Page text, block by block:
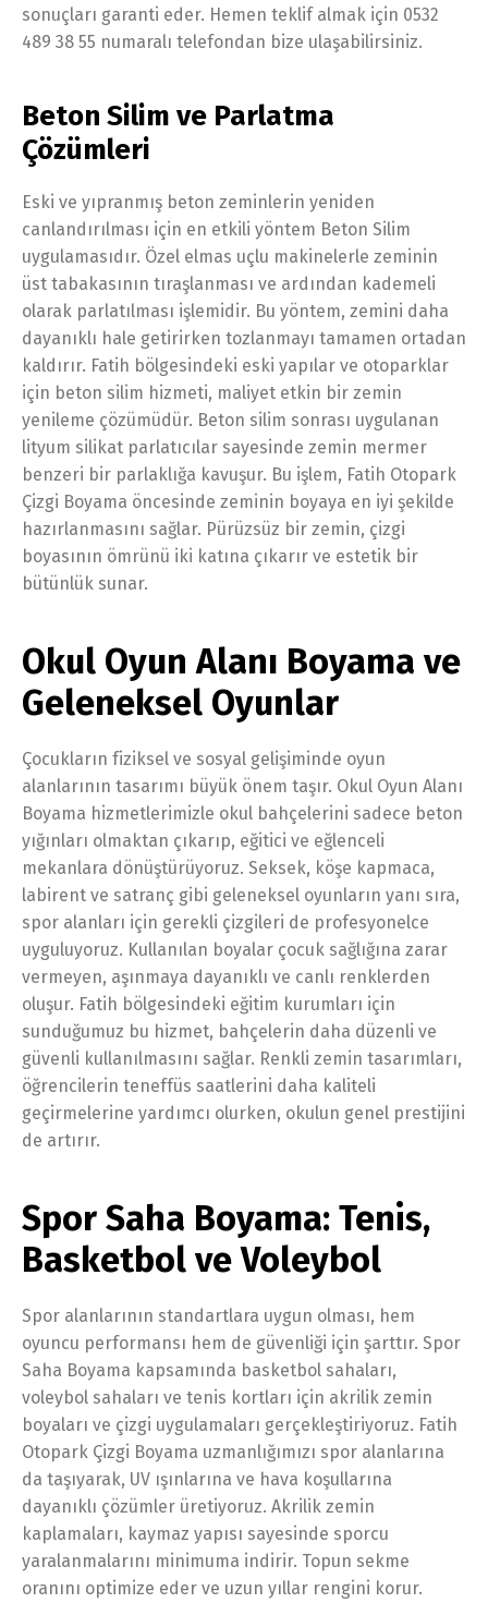
sonuçları garanti eder. Hemen teklif almak için 0532
489 38 55 numaralı telefondan bize ulaşabilirsiniz.
Beton Silim ve Parlatma
Çözümleri
Eski ve yıpranmış beton zeminlerin yeniden
canlandırılması için en etkili yöntem Beton Silim
uygulamasıdır. Özel elmas uçlu makinelerle zeminin
üst tabakasının tıraşlanması ve ardından kademeli
olarak parlatılması işlemidir. Bu yöntem, zemini daha
dayanıklı hale getirirken tozlanmayı tamamen ortadan
kaldırır. Fatih bölgesindeki eski yapılar ve otoparklar
için beton silim hizmeti, maliyet etkin bir zemin
yenileme çözümüdür. Beton silim sonrası uygulanan
lityum silikat parlatıcılar sayesinde zemin mermer
benzeri bir parlaklığa kavuşur. Bu işlem, Fatih Otopark
Çizgi Boyama öncesinde zeminin boyaya en iyi şekilde
hazırlanmasını sağlar. Pürüzsüz bir zemin, çizgi
boyasının ömrünü iki katına çıkarır ve estetik bir
bütünlük sunar.
Okul Oyun Alanı Boyama ve
Geleneksel Oyunlar
Çocukların fiziksel ve sosyal gelişiminde oyun
alanlarının tasarımı büyük önem taşır. Okul Oyun Alanı
Boyama hizmetlerimizle okul bahçelerini sadece beton
yığınları olmaktan çıkarıp, eğitici ve eğlenceli
mekanlara dönüştürüyoruz. Seksek, köşe kapmaca,
labirent ve satranç gibi geleneksel oyunların yanı sıra,
spor alanları için gerekli çizgileri de profesyonelce
uyguluyoruz. Kullanılan boyalar çocuk sağlığına zarar
vermeyen, aşınmaya dayanıklı ve canlı renklerden
oluşur. Fatih bölgesindeki eğitim kurumları için
sunduğumuz bu hizmet, bahçelerin daha düzenli ve
güvenli kullanılmasını sağlar. Renkli zemin tasarımları,
öğrencilerin teneffüs saatlerini daha kaliteli
geçirmelerine yardımcı olurken, okulun genel prestijini
de artırır.
Spor Saha Boyama: Tenis,
Basketbol ve Voleybol
Spor alanlarının standartlara uygun olması, hem
oyuncu performansı hem de güvenliği için şarttır. Spor
Saha Boyama kapsamında basketbol sahaları,
voleybol sahaları ve tenis kortları için akrilik zemin
boyaları ve çizgi uygulamaları gerçekleştiriyoruz. Fatih
Otopark Çizgi Boyama uzmanlığımızı spor alanlarına
da taşıyarak, UV ışınlarına ve hava koşullarına
dayanıklı çözümler üretiyoruz. Akrilik zemin
kaplamaları, kaymaz yapısı sayesinde sporcu
yaralanmalarını minimuma indirir. Topun sekme
oranını optimize eder ve uzun yıllar rengini korur.